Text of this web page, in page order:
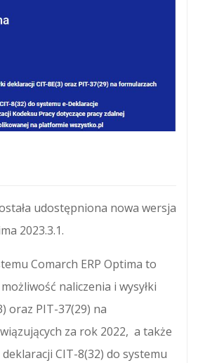
udostępniona nowa wersja
2023.3.1.
Comarch ERP Optima to
naliczenia i wysyłki
oraz PIT-37(29) na
za rok 2022, a także
CIT-8(32) do systemu